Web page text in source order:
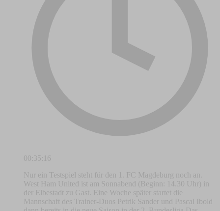
00:35:16
Nur ein Testspiel steht für den 1. FC Magdeburg noch an.
West Ham United ist am Sonnabend (Beginn: 14.30 Uhr) in
der Elbestadt zu Gast. Eine Woche später startet die
Mannschaft des Trainer-Duos Petrik Sander und Pascal Ibold